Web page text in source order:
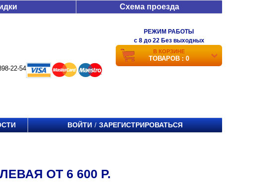
Схема проезда
22-54
РЕЖИМ РАБОТЫ
c 8 до 22 Без выходных
В КОРЗИНЕ
ТОВАРОВ : 0
ВОЙТИ / ЗАРЕГИСТРИРОВАТЬСЯ
ОТ 6 600 Р.